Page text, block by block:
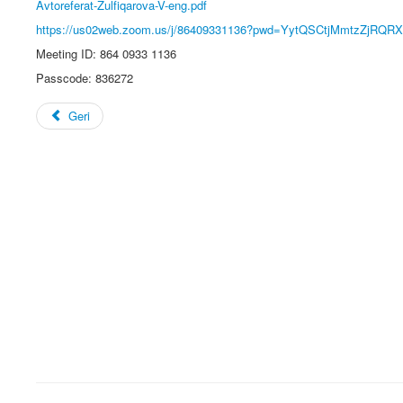
Avtoreferat-Zulfiqarova-V-eng.pdf
https://us02web.zoom.us/j/
Meeting ID: 864 0933 1136
Passcode: 836272
Geri